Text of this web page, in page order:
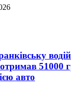
отримав 51000
авто